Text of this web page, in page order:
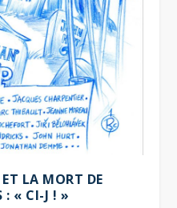
LA MORT DE
: « CI-J ! »